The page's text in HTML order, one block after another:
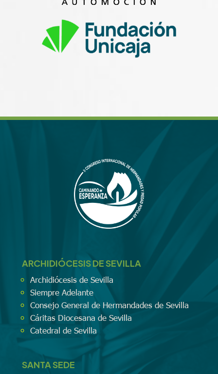
ARCHIDIÓCESIS DE SEVILLA
Archidiócesis de Sevilla
Siempre Adelante
Consejo General de Hermandades de Sevilla
Cáritas Diocesana de Sevilla
Catedral de Sevilla
SANTA SEDE